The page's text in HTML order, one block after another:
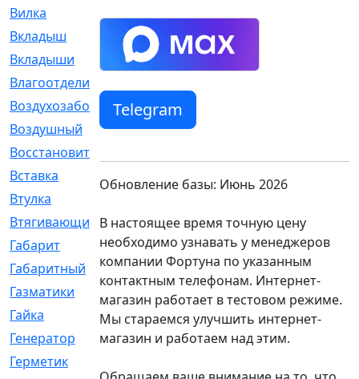
Вилка
[15]
Вкладыш
[41]
Вкладыши
[1131]
Влагоотделитель
Воздухозаборник
[2]
Воздушный
[1]
Восстановительный
Вставка
Втулка
Втягивающий
[22]
Габарит
[286]
Габаритный
[6]
Газматики
Гайка
[104]
Генератор
[148]
Герметик
Telegram
Обновление базы: Июнь 2026
В настоящее время точную цену
необходимо узнавать у менеджеров
компании Фортуна по указанным
контактным телефонам. Интернет-
магазин работает в тестовом режиме.
Мы стараемся улучшить интернет-
магазин и работаем над этим.